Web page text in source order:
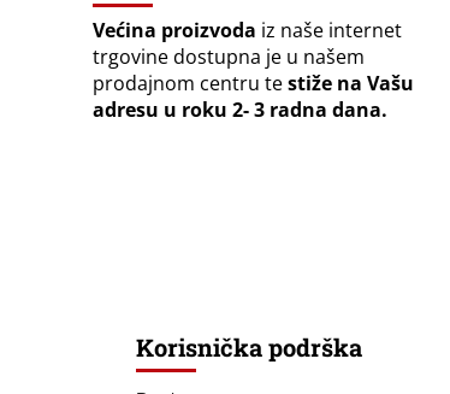
Većina proizvoda iz naše internet
trgovine dostupna je u našem
prodajnom centru testiže na Vašu
adresu u roku 2- 3 radna dana.
Korisnička podrška